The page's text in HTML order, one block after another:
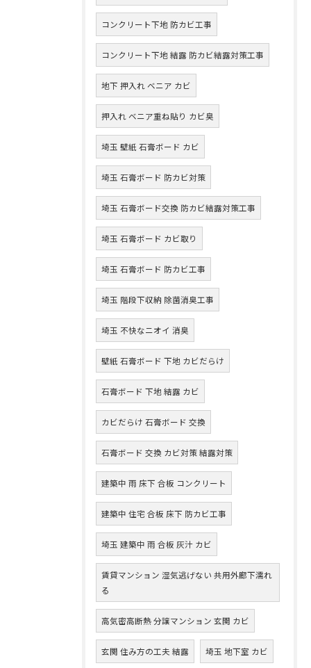
コンクリート下地 防カビ工事
コンクリート下地 結露 防カビ結露対策工事
地下 押入れ ベニア カビ
押入れ ベニア重ね貼り カビ臭
埼玉 壁紙 石膏ボード カビ
埼玉 石膏ボード 防カビ対策
埼玉 石膏ボード交換 防カビ結露対策工事
埼玉 石膏ボード カビ取り
埼玉 石膏ボード 防カビ工事
埼玉 階段下収納 除菌消臭工事
埼玉 不快なニオイ 消臭
壁紙 石膏ボード 下地 カビだらけ
石膏ボード 下地 結露 カビ
カビだらけ 石膏ボード 交換
石膏ボード 交換 カビ対策 結露対策
建築中 雨 床下 合板 コンクリート
建築中 住宅 合板 床下 防カビ工事
埼玉 建築中 雨 合板 灰汁 カビ
賃貸マンション 湿気逃げない 共用外廊下濡れ
る
高気密高断熱 分譲マンション 玄関 カビ
玄関 住み方の工夫 結露 埼玉 地下室 カビ